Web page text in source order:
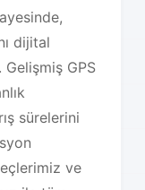
dijital
GPS
sürelerini
ve